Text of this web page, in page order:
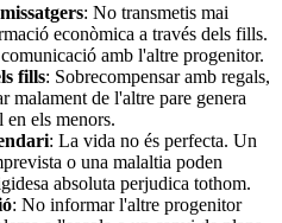
: No transmetis mai
econòmica a través dels fills.
amb l'altre progenitor.
fills: Sobrecompensar amb regals,
malament de l'altre pare genera
els menors.
: La vida no és perfecta. Un
o una malaltia poden
absoluta perjudica tothom.
: No informar l'altre progenitor